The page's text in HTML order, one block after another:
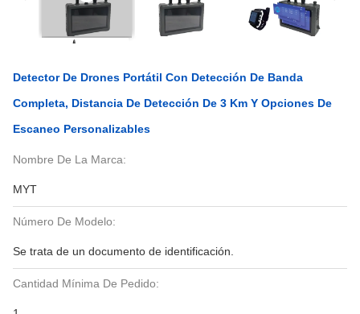
Detector De Drones Portátil Con Detección De Banda
Completa, Distancia De Detección De 3 Km Y Opciones De
Escaneo Personalizables
Nombre De La Marca:
MYT
Número De Modelo:
Se trata de un documento de identificación.
Cantidad Mínima De Pedido: